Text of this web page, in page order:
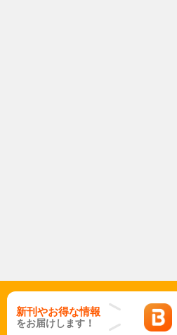
新刊やお得な情報
をお届けします！